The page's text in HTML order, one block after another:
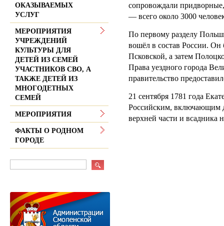
сопровождали
— всего около 3000
По первому разделу
вошёл в состав России. Он
Псковской, а затем
Права уездного города
правительство
21 сентября 1781 года
Российским, включающим
верхней части и всадника
ОКАЗЫВАЕМЫХ
УСЛУГ
МЕРОПРИЯТИЯ
УЧРЕЖДЕНИЙ
КУЛЬТУРЫ ДЛЯ
ДЕТЕЙ ИЗ СЕМЕЙ
УЧАСТНИКОВ СВО, А
ТАКЖЕ ДЕТЕЙ ИЗ
МНОГОДЕТНЫХ
СЕМЕЙ
МЕРОПРИЯТИЯ
ФАКТЫ О РОДНОМ
ГОРОДЕ